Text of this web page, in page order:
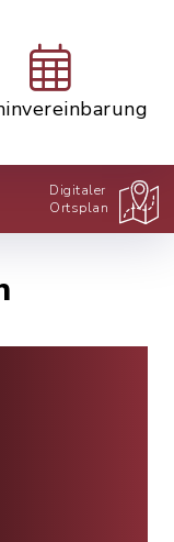
Digitaler
Ortsplan